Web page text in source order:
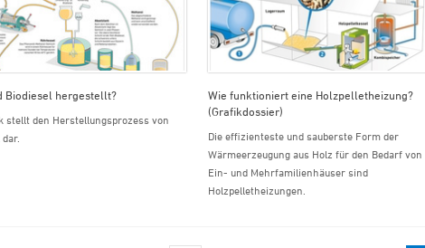
Biodiesel hergestellt?
stellt den Herstellungsprozess von
Wie funktioniert eine Holzpelletheizung?
(Grafikdossier)
Die effizienteste und sauberste Form der
Wärmeerzeugung aus Holz für den Bedarf von
Ein- und Mehrfamilienhäuser sind
Holzpelletheizungen.